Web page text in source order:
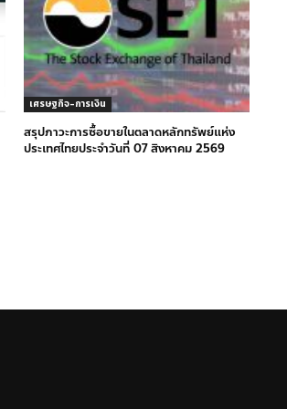
เศรษฐกิจ-การเงิน
สรุปภาวะการซื้อขายในตลาดหลักทรัพย์แห่ง
ประเทศไทยประจำวันที่ 07 สิงหาคม 2569